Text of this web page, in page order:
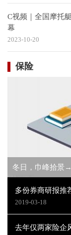
C视频｜全国摩托
幕
2023-10-20
保险
多份券商研报推
2019-03-18
去年仅两家险企